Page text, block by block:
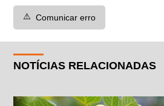
⚠️ Comunicar erro
NOTÍCIAS RELACIONADAS